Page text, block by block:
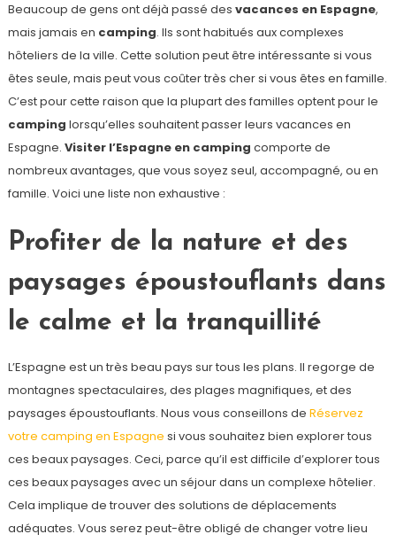
Beaucoup de gens ont déjà passé des vacances en Espagne,
mais jamais en camping. Ils sont habitués aux complexes
hôteliers de la ville. Cette solution peut être intéressante si vous
êtes seule, mais peut vous coûter très cher si vous êtes en famille.
C’est pour cette raison que la plupart des familles optent pour le
camping lorsqu’elles souhaitent passer leurs vacances en
Espagne. Visiter l’Espagne en camping comporte de
nombreux avantages, que vous soyez seul, accompagné, ou en
famille. Voici une liste non exhaustive :
Profiter de la nature et des
paysages époustouflants dans
le calme et la tranquillité
L’Espagne est un très beau pays sur tous les plans. Il regorge de
montagnes spectaculaires, des plages magnifiques, et des
paysages époustouflants. Nous vous conseillons de Réservez
votre camping en Espagne si vous souhaitez bien explorer tous
ces beaux paysages. Ceci, parce qu’il est difficile d’explorer tous
ces beaux paysages avec un séjour dans un complexe hôtelier.
Cela implique de trouver des solutions de déplacements
adéquates. Vous serez peut-être obligé de changer votre lieu